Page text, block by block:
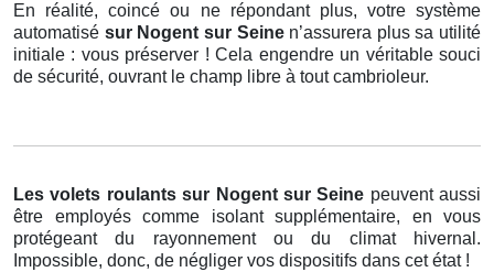
En réalité, coincé ou ne répondant plus, votre système
automatisé sur Nogent sur Seine n’assurera plus sa utilité
initiale : vous préserver ! Cela engendre un véritable souci
de sécurité, ouvrant le champ libre à tout cambrioleur.
Les volets roulants sur Nogent sur Seine peuvent aussi
être employés comme isolant supplémentaire, en vous
protégeant du rayonnement ou du climat hivernal.
Impossible, donc, de négliger vos dispositifs dans cet état !